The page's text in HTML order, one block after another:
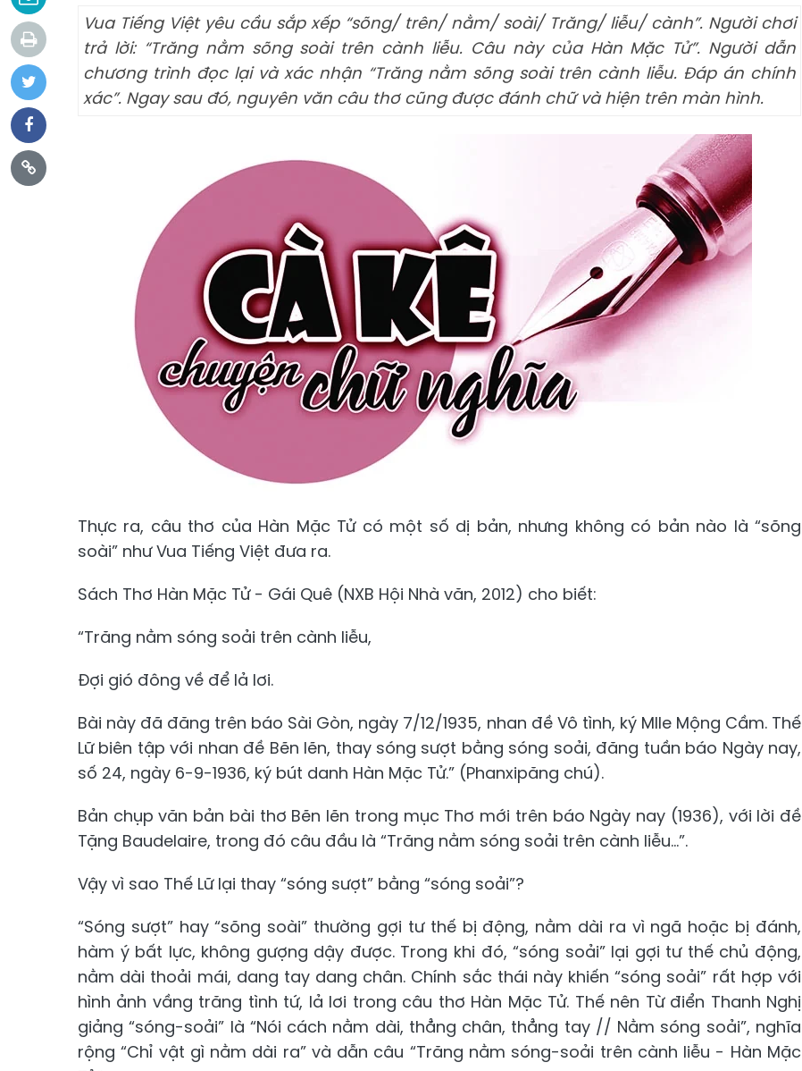
Vua Tiếng Việt yêu cầu sắp xếp “sõng/ trên/ nằm/ soài/ Trăng/ liễu/ cành”. Người chơi
trả lời: “Trăng nằm sõng soài trên cành liễu. Câu này của Hàn Mặc Tử”. Người dẫn
chương trình đọc lại và xác nhận “Trăng nằm sõng soài trên cành liễu. Đáp án chính
xác”. Ngay sau đó, nguyên văn câu thơ cũng được đánh chữ và hiện trên màn hình.
Thực ra, câu thơ của Hàn Mặc Tử có một số dị bản, nhưng không có bản nào là “sõng
soài” như Vua Tiếng Việt đưa ra.
Sách Thơ Hàn Mặc Tử - Gái Quê (NXB Hội Nhà văn, 2012) cho biết:
“Trăng nằm sóng soải trên cành liễu,
Đợi gió đông về để lả lơi.
Bài này đã đăng trên báo Sài Gòn, ngày 7/12/1935, nhan đề Vô tình, ký Mlle Mộng Cầm. Thế
Lữ biên tập với nhan đề Bẽn lẽn, thay sóng sượt bằng sóng soải, đăng tuần báo Ngày nay,
số 24, ngày 6-9-1936, ký bút danh Hàn Mặc Tử.” (Phanxipăng chú).
Bản chụp văn bản bài thơ Bẽn lẽn trong mục Thơ mới trên báo Ngày nay (1936), với lời đề
Tặng Baudelaire, trong đó câu đầu là “Trăng nằm sóng soải trên cành liễu...”.
Vậy vì sao Thế Lữ lại thay “sóng sượt” bằng “sóng soải”?
“Sóng sượt” hay “sõng soài” thường gợi tư thế bị động, nằm dài ra vì ngã hoặc bị đánh,
hàm ý bất lực, không gượng dậy được. Trong khi đó, “sóng soải” lại gợi tư thế chủ động,
nằm dài thoải mái, dang tay dang chân. Chính sắc thái này khiến “sóng soải” rất hợp với
hình ảnh vầng trăng tình tứ, lả lơi trong câu thơ Hàn Mặc Tử. Thế nên Từ điển Thanh Nghị
giảng “sóng-soải” là “Nói cách nằm dài, thẳng chân, thẳng tay // Nằm sóng soải”, nghĩa
rộng “Chỉ vật gì nằm dài ra” và dẫn câu “Trăng nằm sóng-soải trên cành liễu - Hàn Mặc